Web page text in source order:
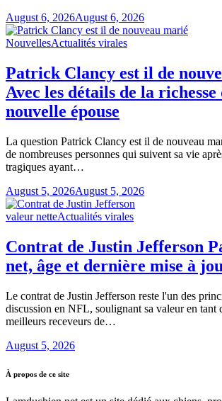
August 6, 2026August 6, 2026
NouvellesActualités virales
Patrick Clancy est il de
Avec les détails de la richesse
nouvelle épouse
La question Patrick Clancy est il de nouveau
de nombreuses personnes qui suivent sa vie
tragiques ayant…
August 5, 2026August 5, 2026
valeur netteActualités virales
Contrat de Justin Jefferson
net, âge et dernière mise à
Le contrat de Justin Jefferson reste l'un des
discussion en NFL, soulignant sa valeur en tant
meilleurs receveurs de…
August 5, 2026
À propos de ce site